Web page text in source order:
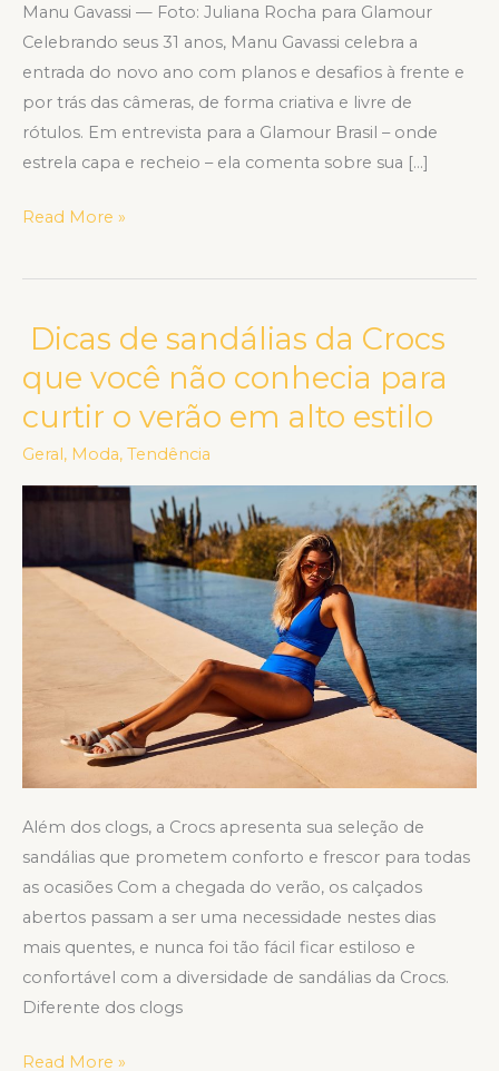
Manu Gavassi — Foto: Juliana Rocha para Glamour
Celebrando seus 31 anos, Manu Gavassi celebra a
entrada do novo ano com planos e desafios à frente e
por trás das câmeras, de forma criativa e livre de
rótulos. Em entrevista para a Glamour Brasil – onde
estrela capa e recheio – ela comenta sobre sua […]
Read More »
Dicas de sandálias da Crocs
que você não conhecia para
curtir o verão em alto estilo
Geral, Moda, Tendência
Além dos clogs, a Crocs apresenta sua seleção de
sandálias que prometem conforto e frescor para todas
as ocasiões Com a chegada do verão, os calçados
abertos passam a ser uma necessidade nestes dias
mais quentes, e nunca foi tão fácil ficar estiloso e
confortável com a diversidade de sandálias da Crocs.
Diferente dos clogs
Dicas
sandálias
da
Crocs
que
conhecia
verão
alto
estilo
Read More »